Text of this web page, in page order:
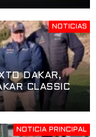
NOTICIAS
DAKAR,
CLASSIC
NOTICIA PRINCIPAL